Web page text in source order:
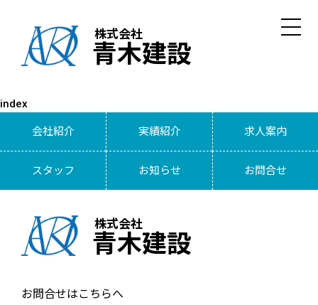
株式会社
青木建設
index
会社紹介 実績紹介 求人案内
スタッフ お知らせ お問合せ
株式会社
青木建設
お問合せはこちらへ